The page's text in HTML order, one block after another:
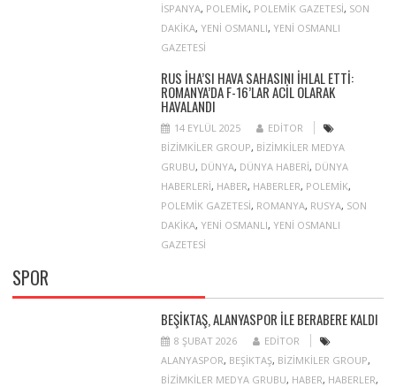
ISPANYA, POLEMIK, POLEMIK GAZETESI, SON
DAKIKA, YENI OSMANLI, YENI OSMANLI
GAZETESI
RUS İHA’SI HAVA SAHASINI IHLAL ETTI:
ROMANYA’DA F-16’LAR ACIL OLARAK
HAVALANDI
14 EYLÜL 2025
EDITOR
BIZIMKILER GROUP, BIZIMKILER MEDYA
GRUBU, DÜNYA, DÜNYA HABERI, DÜNYA
HABERLERI, HABER, HABERLER, POLEMIK,
POLEMIK GAZETESI, ROMANYA, RUSYA, SON
DAKIKA, YENI OSMANLI, YENI OSMANLI
GAZETESI
SPOR
BEŞIKTAŞ, ALANYASPOR ILE BERABERE KALDI
8 ŞUBAT 2026
EDITOR
ALANYASPOR, BEŞIKTAŞ, BIZIMKILER GROUP,
BIZIMKILER MEDYA GRUBU, HABER, HABERLER,